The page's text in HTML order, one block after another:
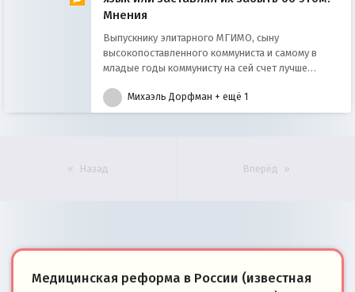
Мнения
Выпускнику элитарного МГИМО, сыну
высокопоставленного коммуниста и самому в
младые годы коммунисту на сей счет лучше
Михаэль Дорфман + ещё 1
Назад Вперёд
Медицинская реформа в России (известная